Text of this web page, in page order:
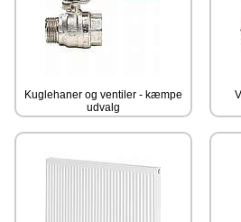
Kuglehaner og ventiler - kæmpe
udvalg